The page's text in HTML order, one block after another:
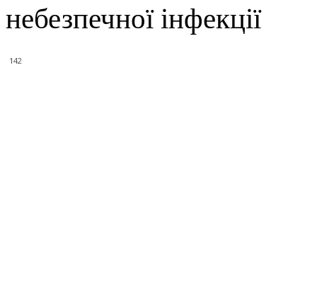
небезпечної інфекції
142